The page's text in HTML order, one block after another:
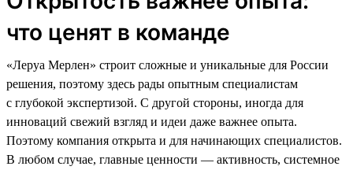
что ценят в команде
«Леруа Мерлен» строит сложные и уникальные для России
решения, поэтому здесь рады опытным специалистам
с глубокой экспертизой. С другой стороны, иногда для
инноваций свежий взгляд и идеи даже важнее опыта.
Поэтому компания открыта и для начинающих специалистов.
В любом случае, главные ценности — активность, системное